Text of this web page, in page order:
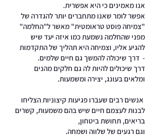
אנו מאמינים כי היא אפשרית.
אפשר לומר שאנו מתחברים יותר להגדרה של
"צמיחה פוסט טראומטית" מאשר ל"החלמה"
מפני שהחלמה נשמעת כמו איזה יעד שיש
להגיע אליו, וצמיחה היא תהליך של התקדמות
- דרך שיכולה להמשך גם חיים שלמים.
דרך שיכולים להיות לה גם חלקים מהנים
ומלאים בעונג, יצירה ומשמעות.
אנשים רבים שעברו פגיעות קיצוניות הצליחו
לבנות לעצמם חיים שיש בהם משמעות, קשרים
בריאים, תחושת ביטחון,
וגם רגעים של שלווה ושמחה.